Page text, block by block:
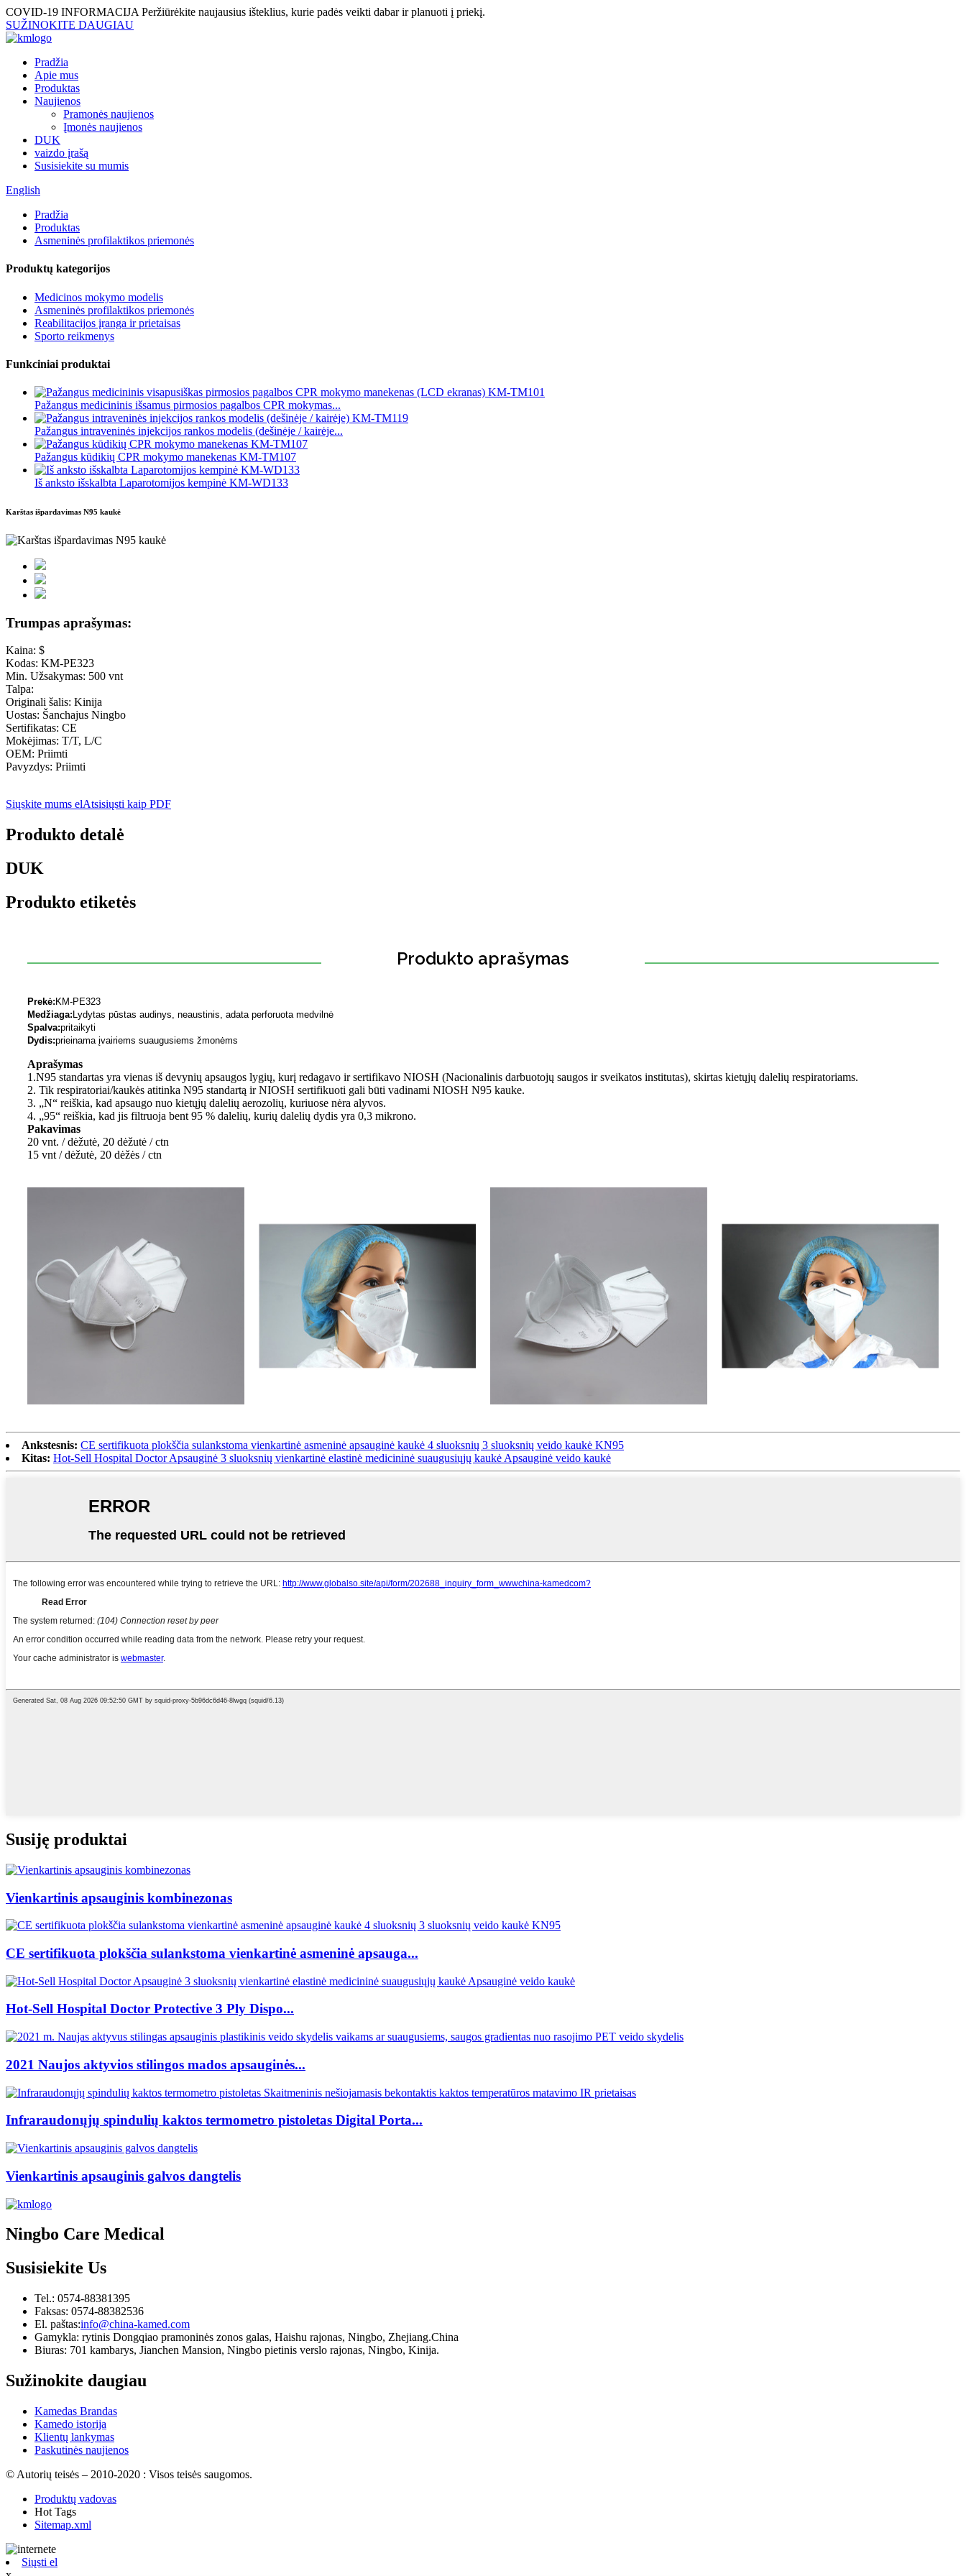
COVID-19 INFORMACIJA Peržiūrėkite naujausius išteklius, kurie padės veikti dabar ir planuoti į priekį.
SUŽINOKITE DAUGIAU
Pradžia
Apie mus
Produktas
Naujienos
Pramonės naujienos
Įmonės naujienos
DUK
vaizdo įrašą
Susisiekite su mumis
English
Pradžia
Produktas
Asmeninės profilaktikos priemonės
Produktų kategorijos
Medicinos mokymo modelis
Asmeninės profilaktikos priemonės
Reabilitacijos įranga ir prietaisas
Sporto reikmenys
Funkciniai produktai
Pažangus medicininis išsamus pirmosios pagalbos CPR mokymas...
Pažangus intraveninės injekcijos rankos modelis (dešinėje / kairėje...
Pažangus kūdikių CPR mokymo manekenas KM-TM107
Iš anksto išskalbta Laparotomijos kempinė KM-WD133
Karštas išpardavimas N95 kaukė
Trumpas aprašymas:
Kaina: $
Kodas: KM-PE323
Min. Užsakymas: 500 vnt
Talpa:
Originali šalis: Kinija
Uostas: Šanchajus Ningbo
Sertifikatas: CE
Mokėjimas: T/T, L/C
OEM: Priimti
Pavyzdys: Priimti
Siųskite mums elAtsisiųsti kaip PDF
Produkto detalė
DUK
Produkto etiketės
Produkto aprašymas
Prekė: KM-PE323
Medžiaga: Lydytas pūstas audinys, neaustinis, adata perforuota medvilnė
Spalva:pritaikyti
Dydis:prieinama įvairiems suaugusiems žmonėms
Aprašymas
1.N95 standartas yra vienas iš devynių apsaugos lygių, kurį redagavo ir sertifikavo NIOSH (Nacionalinis darbuotojų saugos ir sveikatos institutas), skirtas kietųjų dalelių respiratoriams.
2. Tik respiratoriai/kaukės atitinka N95 standartą ir NIOSH sertifikuoti gali būti vadinami NIOSH N95 kauke.
3. „N“ reiškia, kad apsaugo nuo kietųjų dalelių aerozolių, kuriuose nėra alyvos.
4. „95“ reiškia, kad jis filtruoja bent 95 % dalelių, kurių dalelių dydis yra 0,3 mikrono.
Pakavimas
20 vnt. / dėžutė, 20 dėžutė / ctn
15 vnt / dėžutė, 20 dėžės / ctn
Ankstesnis: CE sertifikuota plokščia sulankstoma vienkartinė asmeninė apsauginė kaukė 4 sluoksnių 3 sluoksnių veido kaukė KN95
Kitas: Hot-Sell Hospital Doctor Apsauginė 3 sluoksnių vienkartinė elastinė medicininė suaugusiųjų kaukė Apsauginė veido kaukė
Susiję produktai
Vienkartinis apsauginis kombinezonas
CE sertifikuota plokščia sulankstoma vienkartinė asmeninė apsauga...
Hot-Sell Hospital Doctor Protective 3 Ply Dispo...
2021 Naujos aktyvios stilingos mados apsauginės...
Infraraudonųjų spindulių kaktos termometro pistoletas Digital Porta...
Vienkartinis apsauginis galvos dangtelis
Ningbo Care Medical
Susisiekite Us
Tel.: 0574-88381395
Faksas: 0574-88382536
El. paštas:info@china-kamed.com
Gamykla: rytinis Dongqiao pramoninės zonos galas, Haishu rajonas, Ningbo, Zhejiang.China
Biuras: 701 kambarys, Jianchen Mansion, Ningbo pietinis verslo rajonas, Ningbo, Kinija.
Sužinokite daugiau
Kamedas Brandas
Kamedo istorija
Klientų lankymas
Paskutinės naujienos
© Autorių teisės – 2010-2020 : Visos teisės saugomos.
Produktų vadovas
Hot Tags
Sitemap.xml
Siųsti el